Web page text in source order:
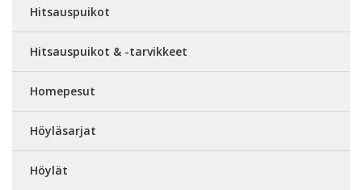
Hitsauspuikot
Hitsauspuikot & -tarvikkeet
Homepesut
Höyläsarjat
Höylät